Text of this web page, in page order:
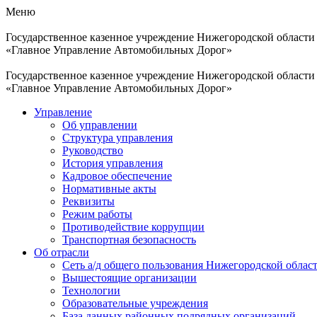
Меню
Государственное казенное учреждение Нижегородской области
«Главное Управление Автомобильных Дорог»
Государственное казенное учреждение Нижегородской области
«Главное Управление Автомобильных Дорог»
Управление
Об управлении
Структура управления
Руководство
История управления
Кадровое обеспечение
Нормативные акты
Реквизиты
Режим работы
Противодействие коррупции
Транспортная безопасность
Об отрасли
Сеть а/д общего пользования Нижегородской
Вышестоящие организации
Технологии
Образовательные учреждения